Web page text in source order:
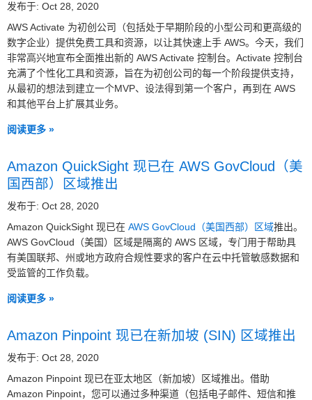
发布于: Oct 28, 2020
AWS Activate 为初创公司（包括处于早期阶段的小型公司和更高级的
数字企业）提供免费工具和资源，以让其快速上手 AWS。今天，我们
非常高兴地宣布全面推出新的 AWS Activate 控制台。Activate 控制台
充满了个性化工具和资源，旨在为初创公司的每一个阶段提供支持，
从最初的想法到建立一个MVP、设法得到第一个客户，再到在 AWS
和其他平台上扩展其业务。
阅读更多 »
Amazon QuickSight 现已在 AWS GovCloud（美
国西部）区域推出
发布于: Oct 28, 2020
Amazon QuickSight 现已在 AWS GovCloud（美国西部）区域推出。
AWS GovCloud（美国）区域是隔离的 AWS 区域，专门用于帮助具
有美国联邦、州或地方政府合规性要求的客户在云中托管敏感数据和
受监管的工作负载。
阅读更多 »
Amazon Pinpoint 现已在新加坡 (SIN) 区域推出
发布于: Oct 28, 2020
Amazon Pinpoint 现已在亚太地区（新加坡）区域推出。借助
Amazon Pinpoint，您可以通过多种渠道（包括电子邮件、短信和推